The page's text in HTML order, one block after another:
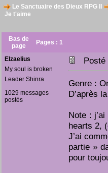
Le Sanctuaire des Dieux RPG II
Je t'aime
Bas de
page
Pages : 1
Elzaelius
My soul is broken
Leader Shinra
1029 messages
postés
Posté
Genre :
D’après
Note :
hearts 2,
J’ai
partie »
pour